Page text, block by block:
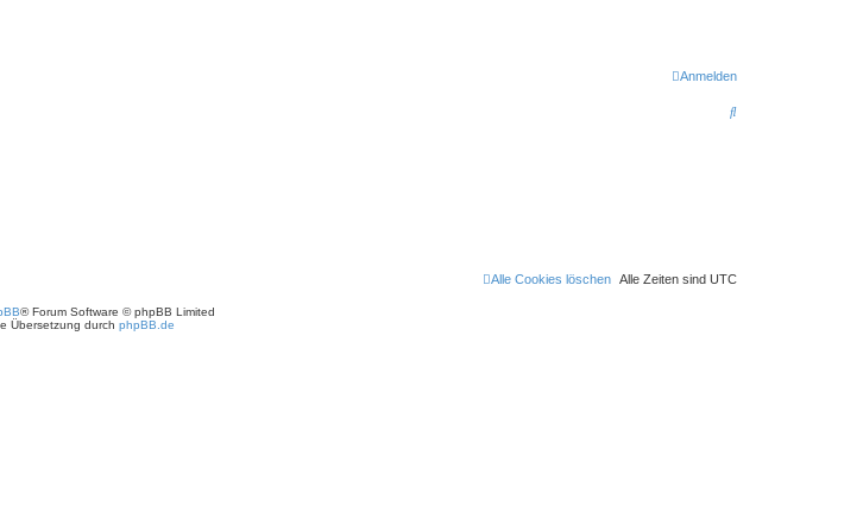
Anmelden
S
Alle Zeiten sind UTC
Alle Cookies löschen
® Forum Software © phpBB Limited
Übersetzung durch phpBB.de